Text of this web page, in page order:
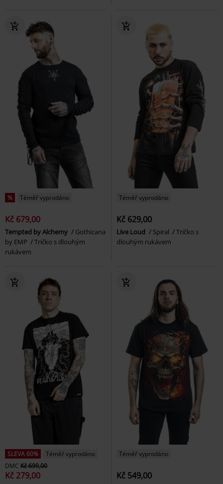
% Téměř vyprodáno
Kč 679,00
Tempted by Alchemy
Gothicana
by EMP
Tričko s dlouhým
rukávem
Téměř vyprodáno
Kč 629,00
Live Loud Spiral
Tričko s
dlouhým rukávem
SLEVA 60%
Téměř vyprodáno
DMC Kč 699,00
Kč 279,00
Téměř vyprodáno
Kč 549,00